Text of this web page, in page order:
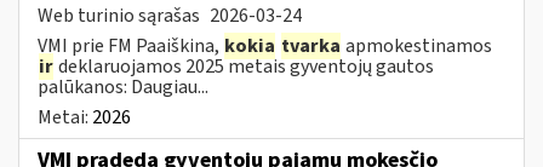
Web turinio sąrašas 2026-03-24
VMI prie FM Paaiškina, kokia tvarka apmokestinamos
irdeklaruojamos 2025 metais gyventojų gautos
palūkanos: Daugiau...
Metai: 2026
VMI pradeda gyventojų pajamų mokesčio